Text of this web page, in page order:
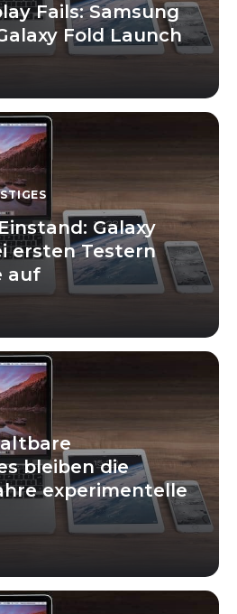
Fails: Samsung
Fold Launch
Galaxy
ersten Testern
auf
bleiben die
experimentelle